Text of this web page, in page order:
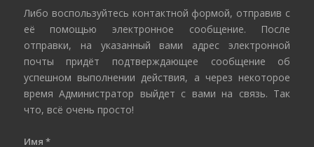
Либо воспользуйтесь контактной формой, отправив с
её помощью электронное сообщение. После
отправки, на указанный вами адрес электронной
почты придёт подтверждающее сообщение об
успешном выполнении действия, а через некоторое
время Администратор выйдет с вами на связь. Так
что, всё очень просто!
Имя *